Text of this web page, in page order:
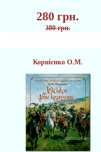
280 грн.
380 грн.
Корнієнко О.М.